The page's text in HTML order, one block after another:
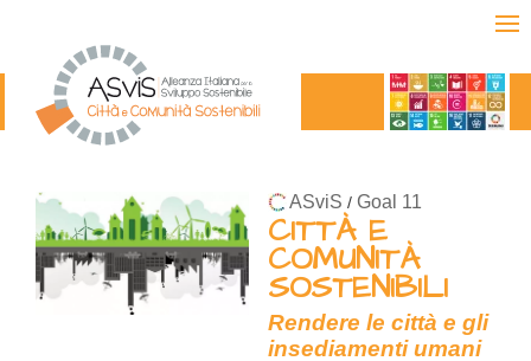
ASviS / Goal 11
CITTÀ E
COMUNITÀ
SOSTENIBILI
Rendere le città e gli
insediamenti umani